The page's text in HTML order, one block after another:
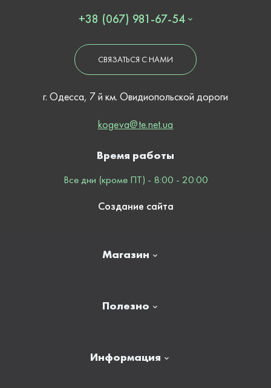
+38 (067) 981-67-54
СВЯЗАТЬСЯ С НАМИ
г. Одесса, 7 й км. Овидиопольской дороги
kogeva@te.net.ua
Магазин
Полезно
Информация
Время работы
Все дни (кроме ПТ) - 8:00 - 20:00
Создание сайта